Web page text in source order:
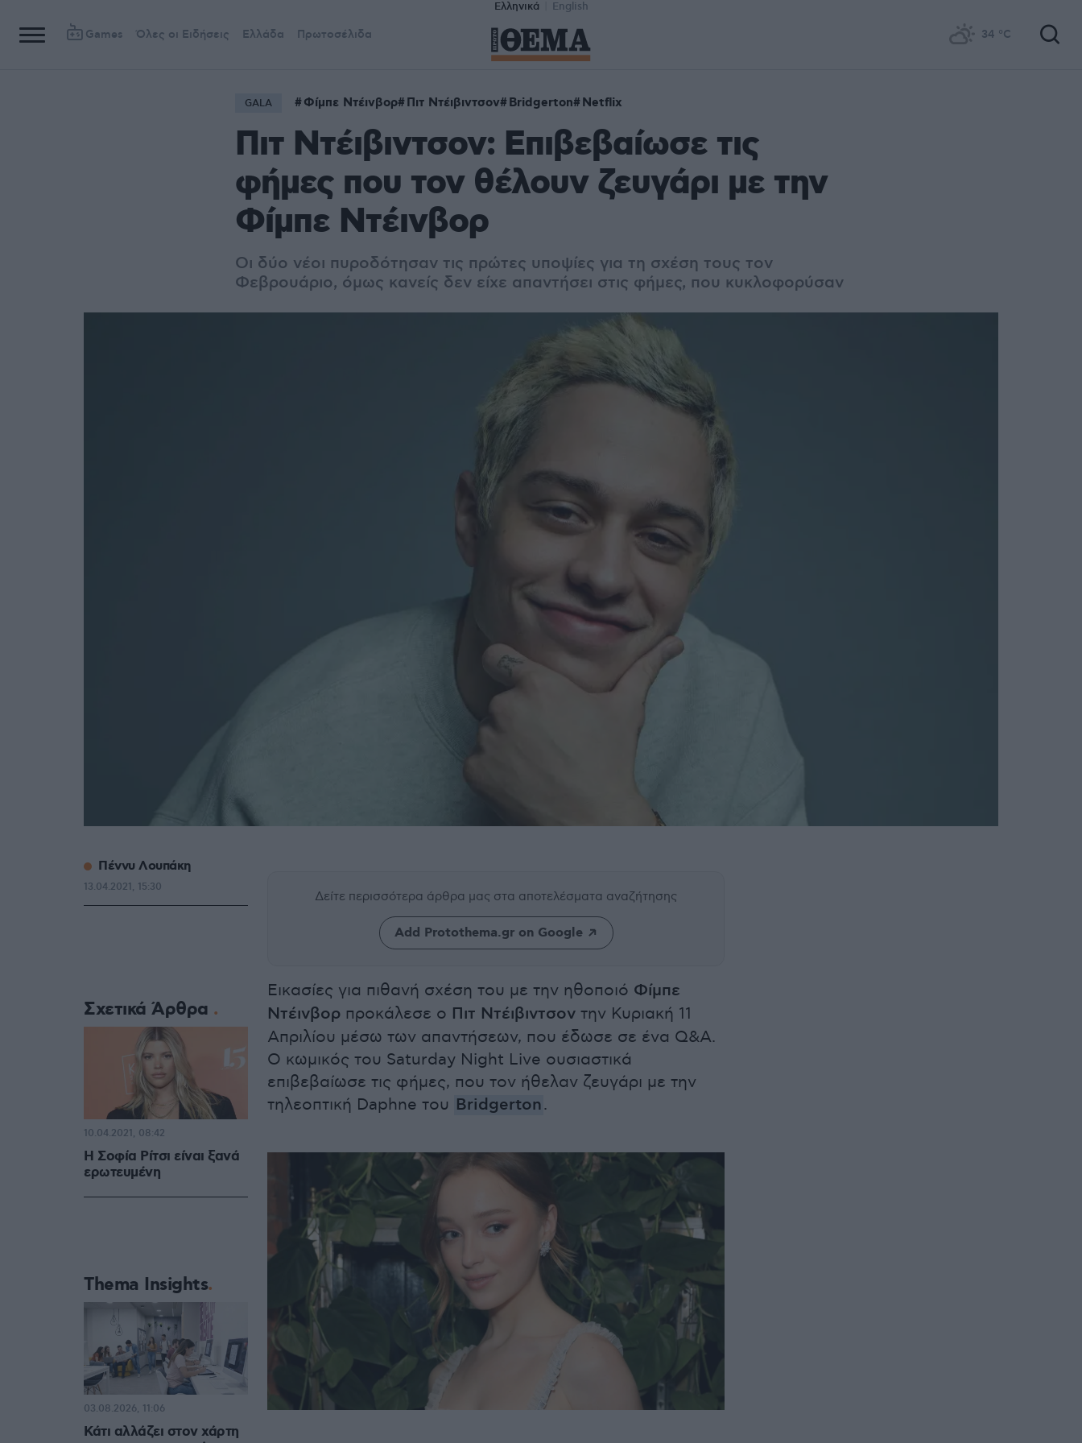
Ελληνικά English
Games Όλες οι Ειδήσεις Ελλάδα Πρωτοσέλιδα 34 °C
GALA Φίμπε Ντέινβορ Πιτ Ντέιβιντσον Bridgerton Netflix
Πιτ Ντέιβιντσον: Επιβεβαίωσε τις
φήμες που τον θέλουν ζευγάρι με την
Φίμπε Ντέινβορ
Οι δύο νέοι πυροδότησαν τις πρώτες υποψίες για τη σχέση τους τον
Φεβρουάριο, όμως κανείς δεν είχε απαντήσει στις φήμες, που κυκλοφορύσαν
Δείτε περισσότερα άρθρα μας στα αποτελέσματα αναζήτησης
Add Protothema.gr on Google
Εικασίες για πιθανή σχέση του με την ηθοποιό Φίμπε
Ντέινβορ προκάλεσε ο Πιτ Ντέιβιντσον την Κυριακή 11
Απριλίου μέσω των απαντήσεων, που έδωσε σε ένα Q&A.
Ο κωμικός του Saturday Night Live ουσιαστικά
επιβεβαίωσε τις φήμες, που τον ήθελαν ζευγάρι με την
τηλεοπτική Daphne του Bridgerton.
Πέννυ Λουπάκη
13.04.2021, 15:30
Σχετικά Άρθρα
Η Σοφία Ρίτσι είναι ξανά
ερωτευμένη
10.04.2021, 08:42
Thema Insights
Κάτι αλλάζει στον χάρτη
03.08.2026, 11:06